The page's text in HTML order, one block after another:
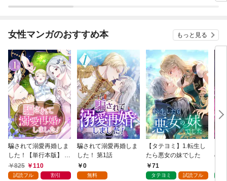
が、出世した元教え子
らない件～ 第1話
女性マンガのおすすめ本 もっと見る
騙されて溺愛再婚しま
した！【単行本版】 1
巻825 110
試読フル 割引
騙されて溺愛再婚しま
した！ 第1話
0
無料
【タテヨミ】1.転生し
たら悪女の妹でした
71
タテヨミ 試読フル
の